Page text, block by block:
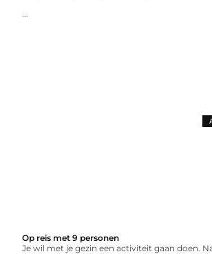
...
Op reis met 9 personen
Je wil met je gezin een activiteit gaan doen.